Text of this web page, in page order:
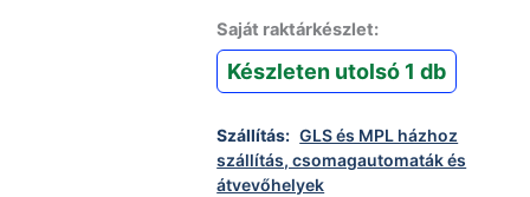
Saját raktárkészlet:
Készleten utolsó 1 db
Szállítás: GLS és MPL házhoz
szállítás, csomagautomaták és
átvevőhelyek